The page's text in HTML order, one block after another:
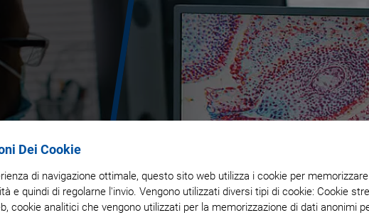
Dei Cookie
di navigazione ottimale, questo sito web utilizza i cookie per
e quindi di regolarne l'invio. Vengono utilizzati diversi tipi di cookie: Cookie
cookie analitici che vengono utilizzati per la memorizzazione di dati anonimi